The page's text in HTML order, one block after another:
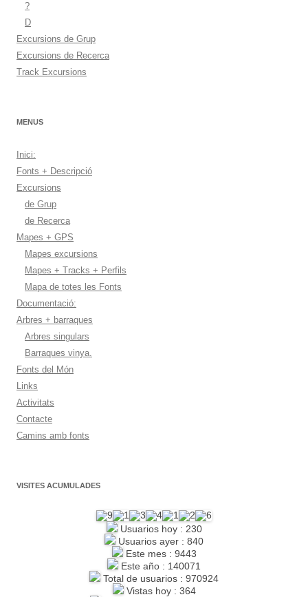
?
D
Excursions de Grup
Excursions de Recerca
Track Excursions
MENUS
Inici:
Fonts + Descripció
Excursions
de Grup
de Recerca
Mapes + GPS
Mapes excursions
Mapes + Tracks + Perfils
Mapa de totes les Fonts
Documentació:
Arbres + barraques
Arbres singulars
Barraques vinya.
Fonts del Món
Links
Activitats
Contacte
Camins amb fonts
VISITES ACUMULADES
Usuarios hoy : 230
Usuarios ayer : 840
Este mes : 9443
Este año : 140071
Total de usuarios : 970924
Vistas hoy : 364